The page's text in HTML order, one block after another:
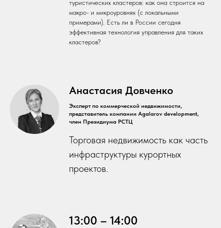
туристических кластеров: как она строится на
макро- и микроуровнях (с локальными
примерами). Есть ли в России сегодня
эффективная технология управления для таких
кластеров?
Анастасия Довченко
Эксперт по коммерческой недвижимости,
представитель компании Agalarov development,
член Президиума РСТЦ
Торговая недвижимость как часть
инфраструктуры курортных
проектов.
13:00 – 14:00